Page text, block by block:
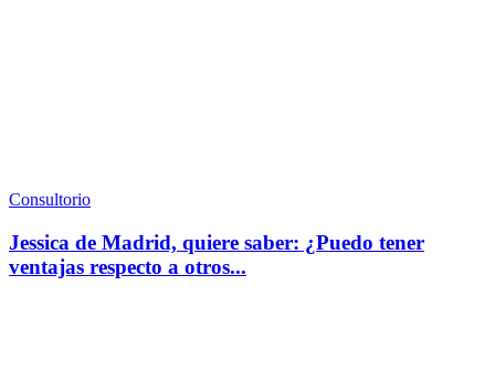
Consultorio
Jessica de Madrid, quiere saber: ¿Puedo tener
ventajas respecto a otros...